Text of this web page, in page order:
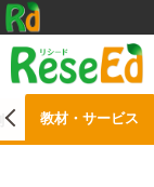
教材・サービス